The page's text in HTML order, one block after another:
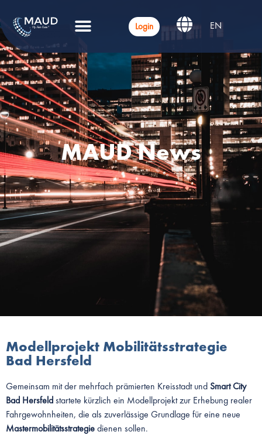
Login EN
MAUD News
Modellprojekt Mobilitätsstrategie
Bad Hersfeld
Gemeinsam mit der mehrfach prämierten Kreisstadt und Smart City
Bad Hersfeldstartete kürzlich ein Modellprojekt zur Erhebung realer
Fahrgewohnheiten, die als zuverlässige Grundlage für eine neue
Mastermobilitätsstrategiedienen sollen.